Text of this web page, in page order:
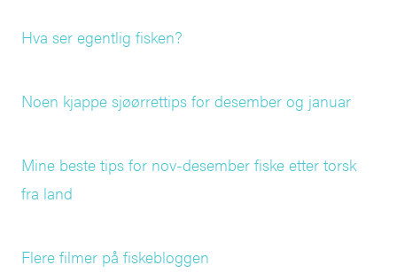
Hva ser egentlig fisken?
Noen kjappe sjøørrettips for desember og januar
Mine beste tips for nov-desember fiske etter torsk
fra land
Flere filmer på fiskebloggen